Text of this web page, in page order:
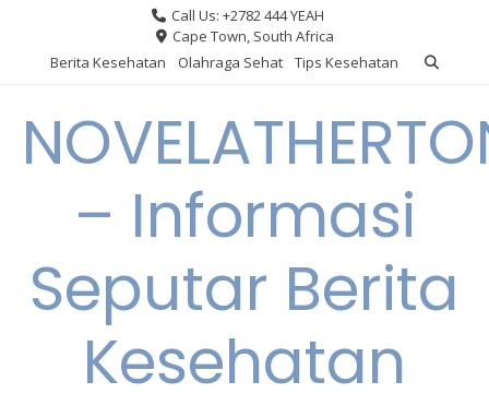
content
Call Us: +2782 444 YEAH
Cape Town, South Africa
Berita Kesehatan
Olahraga Sehat Tips Kesehatan
– Informasi
Seputar Berita
Kesehatan